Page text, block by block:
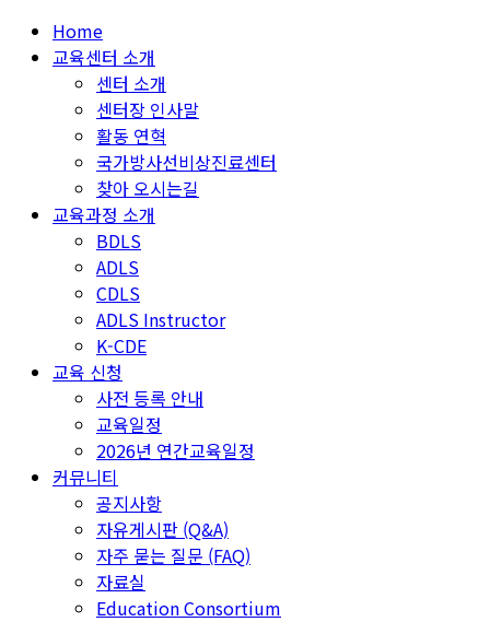
Home
교육센터 소개
센터 소개
센터장 인사말
활동 연혁
국가방사선비상진료센터
찾아 오시는길
교육과정 소개
BDLS
ADLS
CDLS
ADLS Instructor
K-CDE
교육 신청
사전 등록 안내
교육일정
2026년 연간교육일정
커뮤니티
공지사항
자유게시판 (Q&A)
자주 묻는 질문 (FAQ)
자료실
Education Consortium